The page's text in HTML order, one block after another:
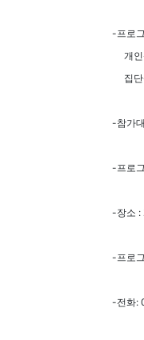
-프로
개인
집단
-참가
-프로
-장소 :
-프로
-전화: